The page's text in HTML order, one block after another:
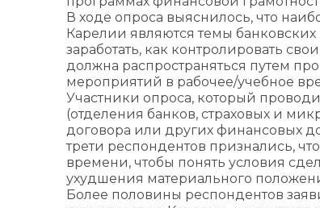
В ходе опроса выяснилось, что
Карелии являются темы банковских
заработать, как контролировать
должна распространяться путем
мероприятий в рабочее/учебное
Участники опроса, который
(отделения банков, страховых и
договора или других финансовых
трети респондентов признались,
времени, чтобы понять условия
ухудшения материального
Более половины респондентов